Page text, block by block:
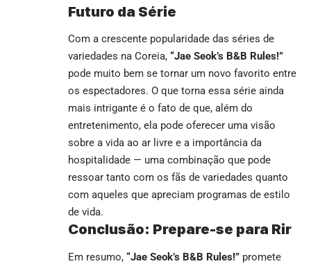
Futuro da Série
Com a crescente popularidade das séries de
variedades na Coreia, “Jae Seok’s B&B Rules!”
pode muito bem se tornar um novo favorito entre
os espectadores. O que torna essa série ainda
mais intrigante é o fato de que, além do
entretenimento, ela pode oferecer uma visão
sobre a vida ao ar livre e a importância da
hospitalidade — uma combinação que pode
ressoar tanto com os fãs de variedades quanto
com aqueles que apreciam programas de estilo
de vida.
Conclusão: Prepare-se para Rir
Em resumo, “Jae Seok’s B&B Rules!” promete